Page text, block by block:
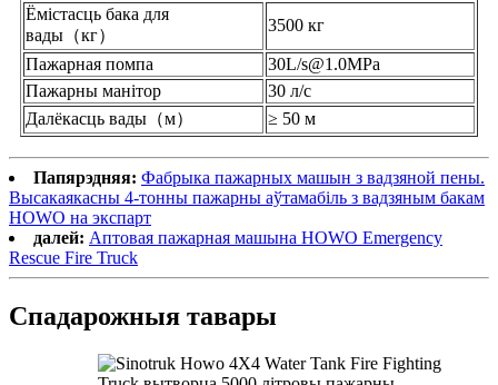
Ёмістасць бака для
вады（кг）
3500 кг
Пажарная помпа
30L/s@1.0MPa
Пажарны манітор
30 л/с
Далёкасць вады（м）
≥ 50 м
Папярэдняя: Фабрыка пажарных машын з вадзяной пены.
Высакаякасны 4-тонны пажарны аўтамабіль з вадзяным бакам
HOWO на экспарт
далей: Аптовая пажарная машына HOWO Emergency
Rescue Fire Truck
Спадарожныя тавары